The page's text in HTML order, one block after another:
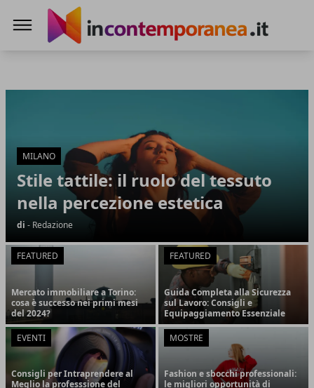
MILANO
Stile tattile: il ruolo del tessuto
nella percezione estetica
di - Redazione
FEATURED
Mercato immobiliare a Torino:
cosa è successo nei primi mesi
del 2024?
FEATURED
Guida Completa alla Sicurezza
sul Lavoro: Consigli e
Equipaggiamento Essenziale
EVENTI
Consigli per Intraprendere al
Meglio la professsione del
MOSTRE
Fashion e sbocchi professionali:
le migliori opportunità di